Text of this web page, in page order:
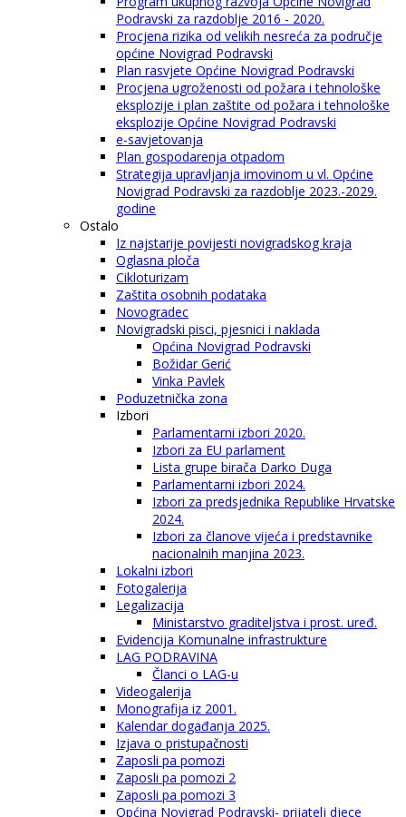
Podravski za razdoblje 2016 - 2020.
Procjena rizika od velikih nesreća za područje
općine Novigrad Podravski
Plan rasvjete Općine Novigrad Podravski
Procjena ugroženosti od požara i tehnološke
eksplozije i plan zaštite od požara i tehnološke
eksplozije Općine Novigrad Podravski
e-savjetovanja
Plan gospodarenja otpadom
Strategija upravljanja imovinom u vl. Općine
Novigrad Podravski za razdoblje 2023.-2029.
godine
Ostalo
Iz najstarije povijesti novigradskog kraja
Oglasna ploča
Cikloturizam
Zaštita osobnih podataka
Novogradec
Novigradski pisci, pjesnici i naklada
Općina Novigrad Podravski
Božidar Gerić
Vinka Pavlek
Poduzetnička zona
Izbori
Parlamentarni izbori 2020.
Izbori za EU parlament
Lista grupe birača Darko Duga
Parlamentarni izbori 2024.
Izbori za predsjednika Republike Hrvatske
2024.
Izbori za članove vijeća i predstavnike
nacionalnih manjina 2023.
Lokalni izbori
Fotogalerija
Legalizacija
Ministarstvo graditeljstva i prost. uređ.
Evidencija Komunalne infrastrukture
LAG PODRAVINA
Članci o LAG-u
Videogalerija
Monografija iz 2001.
Kalendar događanja 2025.
Izjava o pristupačnosti
Zaposli pa pomozi
Zaposli pa pomozi 2
Zaposli pa pomozi 3
Općina Novigrad Podravski- prijatelj djece